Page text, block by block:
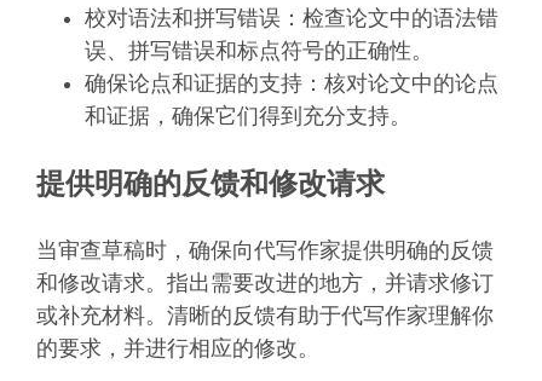
校对语法和拼写错误：检查论文中的语法错
误、拼写错误和标点符号的正确性。
确保论点和证据的支持：核对论文中的论点
和证据，确保它们得到充分支持。
提供明确的反馈和修改请求
当审查草稿时，确保向代写作家提供明确的反馈
和修改请求。指出需要改进的地方，并请求修订
或补充材料。清晰的反馈有助于代写作家理解你
的要求，并进行相应的修改。